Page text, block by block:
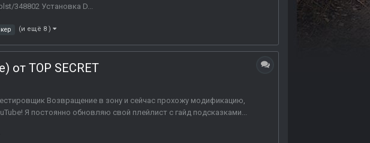
348802 Установка D...
(и ещё 8 )
от TOP SECRET
Возвращение в зону и сейчас прохожу модификацию,
Я постоянно обновляю свой плейлист с гайд подсказками...